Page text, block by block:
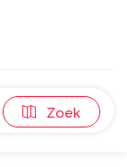
Zoek